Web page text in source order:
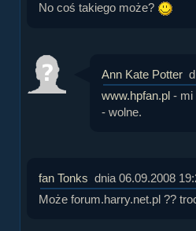
No coś takiego może?
Ann Kate Potter
www.hpfan.pl - mi
- wolne.
fan Tonks dnia 06.09.2008
Może forum.harry.net.pl ??